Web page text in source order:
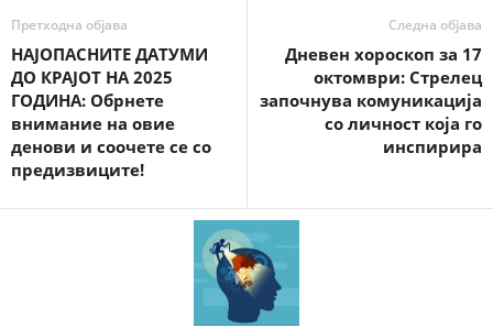
Претходна објава
НАЈОПАСНИТЕ ДАТУМИ
ДО КРАЈОТ НА 2025
ГОДИНА: Обрнете
внимание на овие
денови и соочете се со
предизвиците!
Следна објава
Дневен хороскоп за 17
октомври: Стрелец
започнува комуникација
со личност која го
инспирира